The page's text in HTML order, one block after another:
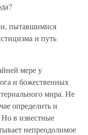
пытавшимися
и путь
мере у
и божественных
мира. Не
определить и
Но в известные
непреодолимое